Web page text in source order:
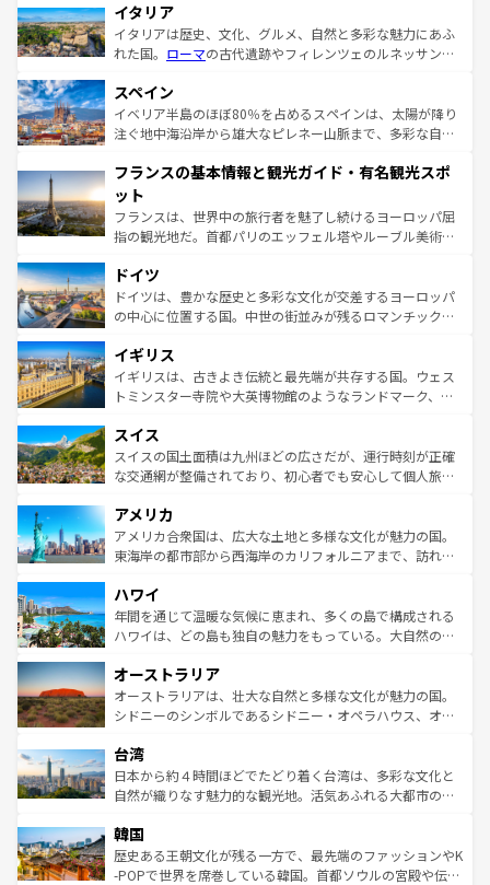
イタリア
イタリアは歴史、文化、グルメ、自然と多彩な魅力にあふ
れた国。 ローマの古代遺跡やフィレンツェのルネッサンス
ろん、トスカーナの美しい田園風景やアマルフィ海岸の絶
景など、自然景観も見逃せない。観光の合間には、本場の
ピザやパスタなど、絶品のイタリア料理を堪能することも
ませてくれるイタリアで、忘れられない旅をしてみよう！
なお、新着のイタリア情報は
しい。
スペイン
イベリア半島のほぼ80％を占めるスペインは、太陽が降り
注ぐ地中海沿岸から雄大なピレネー山脈まで、多彩な自然
文化が根付くこの国では、情熱的なフラメンコ、熱気あふ
れる闘牛、そして美味しいタパスが生活の一部となってい
る。首都マドリードの洗練された雰囲気や、バルセロナの
アートに溢れた街角から、地方では古代ローマ遺跡や中世
せる。地方によって風土や気候が異なるスペインはその個
性で訪れる人を魅了する。 なお、新着のスペイン情報は コ
ンテンツ一覧を参照してほしい。
フランスの基本情報と観光ガイド・有名観光スポ
ット
フランスは、世界中の旅行者を魅了し続けるヨーロッパ屈
指の観光地だ。首都パリのエッフェル塔やルーブル美術館
で、幅広い魅力が詰まっている。華麗な宮殿、歴史的な大
聖堂、美しいビーチ、そして豊かな自然が、訪れる者を心
から魅了する。また、フランスは美食の国としても知ら
いる。シャンパンの発祥地であるランス、プロヴァンスの
香り高いラベンダー畑など、多彩な楽しみ方が可能だ。さ
らに、パリ以外の地域にも魅力が溢れており、どの街角に
れる地方に足を運ぶとそれぞれで全く異なる文化を体験で
きるだろう。 なお、新着のフランス情報はコンテンツ一覧
を参照してほしい。
ドイツ
ドイツは、豊かな歴史と多彩な文化が交差するヨーロッパ
の中心に位置する国。中世の街並みが残るロマンチック街
顔を持つこの国は、どこを歩いても飽きることがない。ベ
ルリンの文化的活気、バイエルン州のアルプスの絶景、そ
してライン川沿いのワイン畑といった風景は必見。ビール
は、お酒好きな人にはぜひ体験してほしい。 なお、新着の
ドイツ情報はコンテンツ一覧を参照してほしい。
イギリス
イギリスは、古きよき伝統と最先端が共存する国。ウェス
トミンスター寺院や大英博物館のようなランドマーク、歴
リアごとに異なる魅力がある。また、優雅なアフタヌーン
ティー、ビール好きにはたまらない英国パブ、サッカー観
戦など、本場だからこそできる体験も豊富。イギリスを旅
ンツ一覧を参照してほしい。
スイス
スイスの国土面積は九州ほどの広さだが、運行時刻が正確
な交通網が整備されており、初心者でも安心して個人旅行
の建物がそのまま残る町や、スイスならではのユニークな
博物館もあり、アルプス観光だけでなく町歩きも満喫する
ことができる。国民の所得が高いため物価も高いが、旅行
ば市内交通費無料で観光を楽しむこともできる。 なお、新
着のスイス情報はコンテンツ一覧 を参照してほしい。
アメリカ
アメリカ合衆国は、広大な土地と多様な文化が魅力の国。
東海岸の都市部から西海岸のカリフォルニアまで、訪れる
のような巨大都市は、観光、ショッピング、エンターテイ
ンメントが詰まった刺激的なスポットだ。一方、アメリカ
西部には大自然が広がり、グランドキャニオンやイエロー
部のニューオーリンズでは、音楽と美食が融合した独特の
文化が魅力。旅行者はアメリカの各地域で異なる魅力を楽
しみながら、その多様性と豊かな歴史を感じることができ
ならではの贅沢な旅のスタイルだ。 なお、新着のアメリカ
情報はコンテンツ一覧を参照してほしい。
ハワイ
年間を通じて温暖な気候に恵まれ、多くの島で構成される
ハワイは、どの島も独自の魅力をもっている。大自然の神
ワイ島は見逃せない。また、定番の観光地といえばオアフ
島だが、静かな自然を求めるならマウイ島やカウアイ島が
おすすめ。エメラルドグリーンに輝く海をはじめ、豊かな
れるおもてなしの心で訪れる人々を迎えてくれるハワイの
人々、おいしいローカルフードやハワイアンミュージッ
ク、伝統的なフラダンスなど、すべてがハワイの魅力を彩
ワイを、存分に味わってほしい。 なお、新着のハワイ情報
はコンテンツ一覧を参照してほしい。
オーストラリア
オーストラリアは、壮大な自然と多様な文化が魅力の国。
シドニーのシンボルであるシドニー・オペラハウス、オー
リアリーフや大陸中央部にそびえるウルル（エアーズロッ
ク）、タスマニアの美しい原生林やケアンズの熱帯雨林な
ど、見どころがたくさん。また、カフェやワイン、オージ
いる。アクティビティも充実しており、サーフィンやダイ
ビング、ハイキングなど、アウトドア好きにはたまらな
い。オーストラリアの多彩な魅力を存分に味わいつくそ
台湾
日本から約４時間ほどでたどり着く台湾は、多彩な文化と
自然が織りなす魅力的な観光地。活気あふれる大都市の台
ン）、静ひつな山岳地帯である台湾東部など、都市の喧騒
と山間の静けさが共存しており、訪れる人に新しい発見と
驚きをもたらしてくれる。また、奥深い台湾の食文化も魅
韓国
歴史ある王朝文化が残る一方で、最先端のファッションやK
-POPで世界を席巻している韓国。首都ソウルの宮殿や伝統